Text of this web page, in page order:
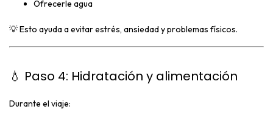
Ofrecerle agua
💡 Esto ayuda a evitar estrés, ansiedad y problemas físicos.
💧 Paso 4: Hidratación y alimentación
Durante el viaje: